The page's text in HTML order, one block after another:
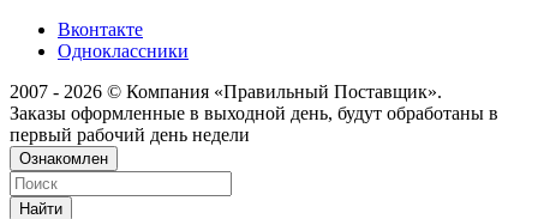
Вконтакте
Одноклассники
2007 - 2026 © Компания «Правильный Поставщик».
Заказы оформленные в выходной день, будут обработаны в
первый рабочий день недели
Ознакомлен
Найти